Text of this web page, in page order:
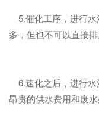
5.催化工序，进行水
多，但也不可以直接排
6.速化之后，进行水
昂贵的供水费用和废水